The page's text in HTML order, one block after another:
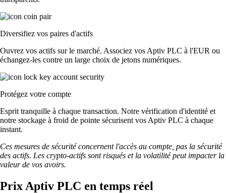
Diversifiez vos paires d'actifs
Ouvrez vos actifs sur le marché. Associez vos Aptiv PLC à l'EUR ou
échangez-les contre un large choix de jetons numériques.
Protégez votre compte
Esprit tranquille à chaque transaction. Notre vérification d'identité et
notre stockage à froid de pointe sécurisent vos Aptiv PLC à chaque
instant.
Ces mesures de sécurité concernent l'accès au compte, pas la sécurité
des actifs. Les crypto-actifs sont risqués et la volatilité peut impacter la
valeur de vos avoirs.
Prix Aptiv PLC en temps réel